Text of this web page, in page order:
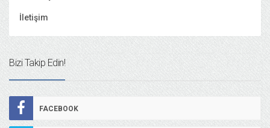
İletişim
Bizi Takip Edin!
FACEBOOK